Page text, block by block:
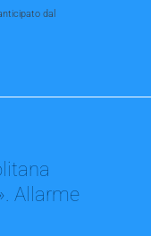
dal
Allarme